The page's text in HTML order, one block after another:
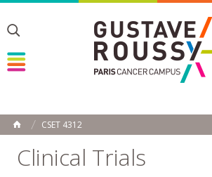
Toggle
Toggle
HOME
CSET 4312
Clinical Trials